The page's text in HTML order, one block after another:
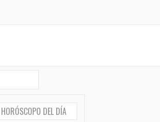
HORÓSCOPO DEL DÍA